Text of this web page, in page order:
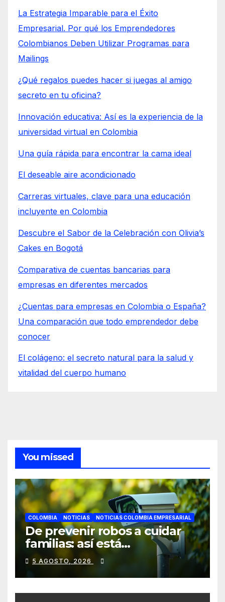
La Estrategia Imparable para el Éxito
Empresarial. Por qué los Emprendedores
Colombianos Deben Utilizar Programas para
Mailings
¿Qué regalos puedes hacer si juegas al amigo
secreto en tu oficina?
Innovación educativa: Así es la experiencia de la
universidad virtual en Colombia
Una guía rápida para encontrar la cama ideal
El deseable aire acondicionado
Carreras virtuales, clave para una educación
incluyente en Colombia
Descubre el Sabor de la Celebración con Olivia’s
Cakes en Bogotá
Comparativa de cuentas bancarias para
empresas en diferentes mercados
¿Cuentas para empresas en Colombia o España?
Una comparación que todo emprendedor debe
conocer
El colágeno: el secreto natural para la salud y
vitalidad del cuerpo humano
You missed
COLOMBIA NOTICIAS NOTICIAS COLOMBIA EMPRESARIAL
De prevenir robos a cuidar
familias: así está
evolucionando la
videovigilancia en los
hogares colombianos
5 AGOSTO, 2026